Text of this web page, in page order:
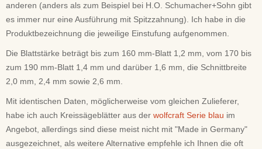
anderen (anders als zum Beispiel bei H.O. Schumacher+Sohn gibt
es immer nur eine Ausführung mit Spitzzahnung). Ich habe in die
Produktbezeichnung die jeweilige Einstufung aufgenommen.
Die Blattstärke beträgt bis zum 160 mm-Blatt 1,2 mm, vom 170 bis
zum 190 mm-Blatt 1,4 mm und darüber 1,6 mm, die Schnittbreite
2,0 mm, 2,4 mm sowie 2,6 mm.
Mit identischen Daten, möglicherweise vom gleichen Zulieferer,
habe ich auch Kreissägeblätter aus der wolfcraft Serie blau im
Angebot, allerdings sind diese meist nicht mit "Made in Germany"
ausgezeichnet, als weitere Alternative empfehle ich Ihnen die oft